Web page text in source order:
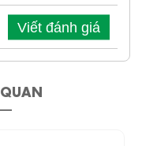
Viết đánh giá